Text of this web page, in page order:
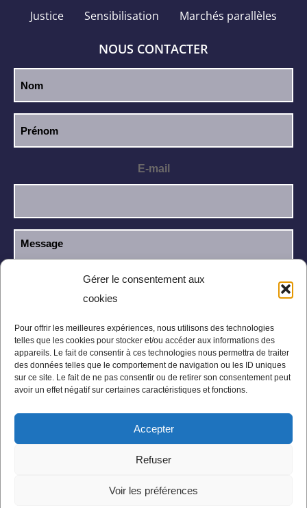
Gérer le consentement aux
cookies
Pour offrir les meilleures expériences, nous utilisons des technologies
telles que les cookies pour stocker et/ou accéder aux informations des
appareils. Le fait de consentir à ces technologies nous permettra de traiter
des données telles que le comportement de navigation ou les ID uniques
sur ce site. Le fait de ne pas consentir ou de retirer son consentement peut
avoir un effet négatif sur certaines caractéristiques et fonctions.
Accepter
Refuser
Voir les préférences
Justice
Sensibilisation Marchés parallèles
NOUS CONTACTER
E-mail
J’ai lu et j’accepte la
confidentialité.
Politique de confidentialité
Conditions Générales Plan du site